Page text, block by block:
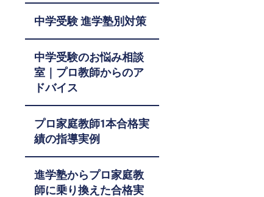
中学受験 進学塾別対策
中学受験のお悩み相談
室｜プロ教師からのア
ドバイス
プロ家庭教師1本合格実
績の指導実例
進学塾からプロ家庭教
師に乗り換えた合格実